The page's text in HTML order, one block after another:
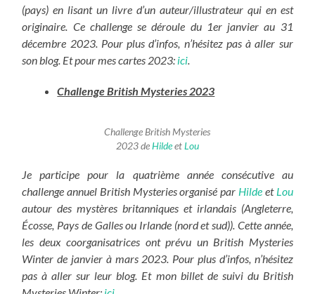
(pays) en lisant un livre d’un auteur/illustrateur qui en est
originaire. Ce challenge se déroule du 1er janvier au 31
décembre 2023. Pour plus d’infos, n’hésitez pas à aller sur
son blog. Et pour mes cartes 2023: ici
Challenge British Mysteries 2023
Challenge British Mysteries
2023 deHildeetLou
Je participe pour la quatrième année consécutive au
challenge annuel British Mysteries organisé par Hilde et Lou
autour des mystères britanniques et irlandais (Angleterre,
Écosse, Pays de Galles ou Irlande (nord et sud)). Cette année,
les deux coorganisatrices ont prévu un British Mysteries
Winter de janvier à mars 2023. Pour plus d’infos, n’hésitez
pas à aller sur leur blog. Et mon billet de suivi du British